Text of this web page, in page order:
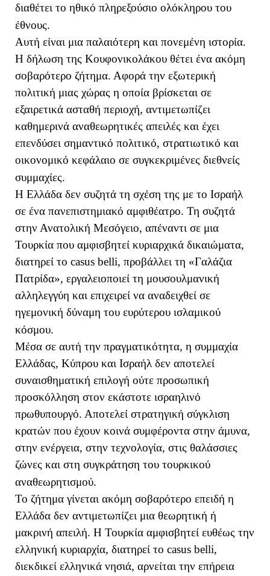
διαθέτει το ηθικό πληρεξούσιο ολόκληρου του
έθνους.
Αυτή είναι μια παλαιότερη και πονεμένη ιστορία.
Η δήλωση της Κουφονικολάκου θέτει ένα ακόμη
σοβαρότερο ζήτημα. Αφορά την εξωτερική
πολιτική μιας χώρας η οποία βρίσκεται σε
εξαιρετικά ασταθή περιοχή, αντιμετωπίζει
καθημερινά αναθεωρητικές απειλές και έχει
επενδύσει σημαντικό πολιτικό, στρατιωτικό και
οικονομικό κεφάλαιο σε συγκεκριμένες διεθνείς
συμμαχίες.
Η Ελλάδα δεν συζητά τη σχέση της με το Ισραήλ
σε ένα πανεπιστημιακό αμφιθέατρο. Τη συζητά
στην Ανατολική Μεσόγειο, απέναντι σε μια
Τουρκία που αμφισβητεί κυριαρχικά δικαιώματα,
διατηρεί το casus belli, προβάλλει τη «Γαλάζια
Πατρίδα», εργαλειοποιεί τη μουσουλμανική
αλληλεγγύη και επιχειρεί να αναδειχθεί σε
ηγεμονική δύναμη του ευρύτερου ισλαμικού
κόσμου.
Μέσα σε αυτή την πραγματικότητα, η συμμαχία
Ελλάδας, Κύπρου και Ισραήλ δεν αποτελεί
συναισθηματική επιλογή ούτε προσωπική
προσκόλληση στον εκάστοτε ισραηλινό
πρωθυπουργό. Αποτελεί στρατηγική σύγκλιση
κρατών που έχουν κοινά συμφέροντα στην άμυνα,
στην ενέργεια, στην τεχνολογία, στις θαλάσσιες
ζώνες και στη συγκράτηση του τουρκικού
αναθεωρητισμού.
Το ζήτημα γίνεται ακόμη σοβαρότερο επειδή η
Ελλάδα δεν αντιμετωπίζει μια θεωρητική ή
μακρινή απειλή. Η Τουρκία αμφισβητεί ευθέως την
ελληνική κυριαρχία, διατηρεί το casus belli,
διεκδικεί ελληνικά νησιά, αρνείται την επήρεια